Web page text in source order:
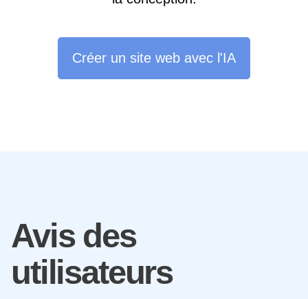
Créer un site web avec l'IA
Avis des
utilisateurs